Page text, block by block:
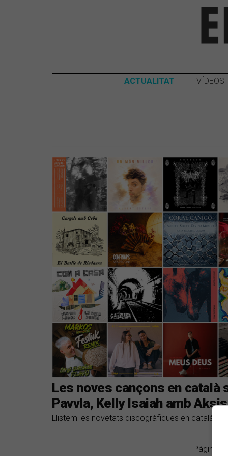
ACTUALITAT VÍDEOS
Les noves cançons en català
Pavvla, Kelly Isaiah amb
Llistem les novetats discogràfiques en català
Pàgina 1